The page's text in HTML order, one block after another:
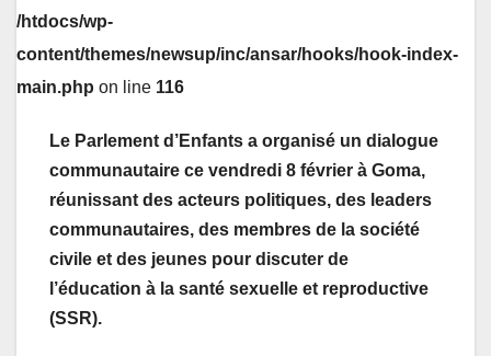
/htdocs/wp-
content/themes/newsup/inc/ansar/hooks/hook-index-
main.php on line 116
Le Parlement d’Enfants a organisé un dialogue
communautaire ce vendredi 8 février à Goma,
réunissant des acteurs politiques, des leaders
communautaires, des membres de la société
civile et des jeunes pour discuter de
l’éducation à la santé sexuelle et reproductive
(SSR).